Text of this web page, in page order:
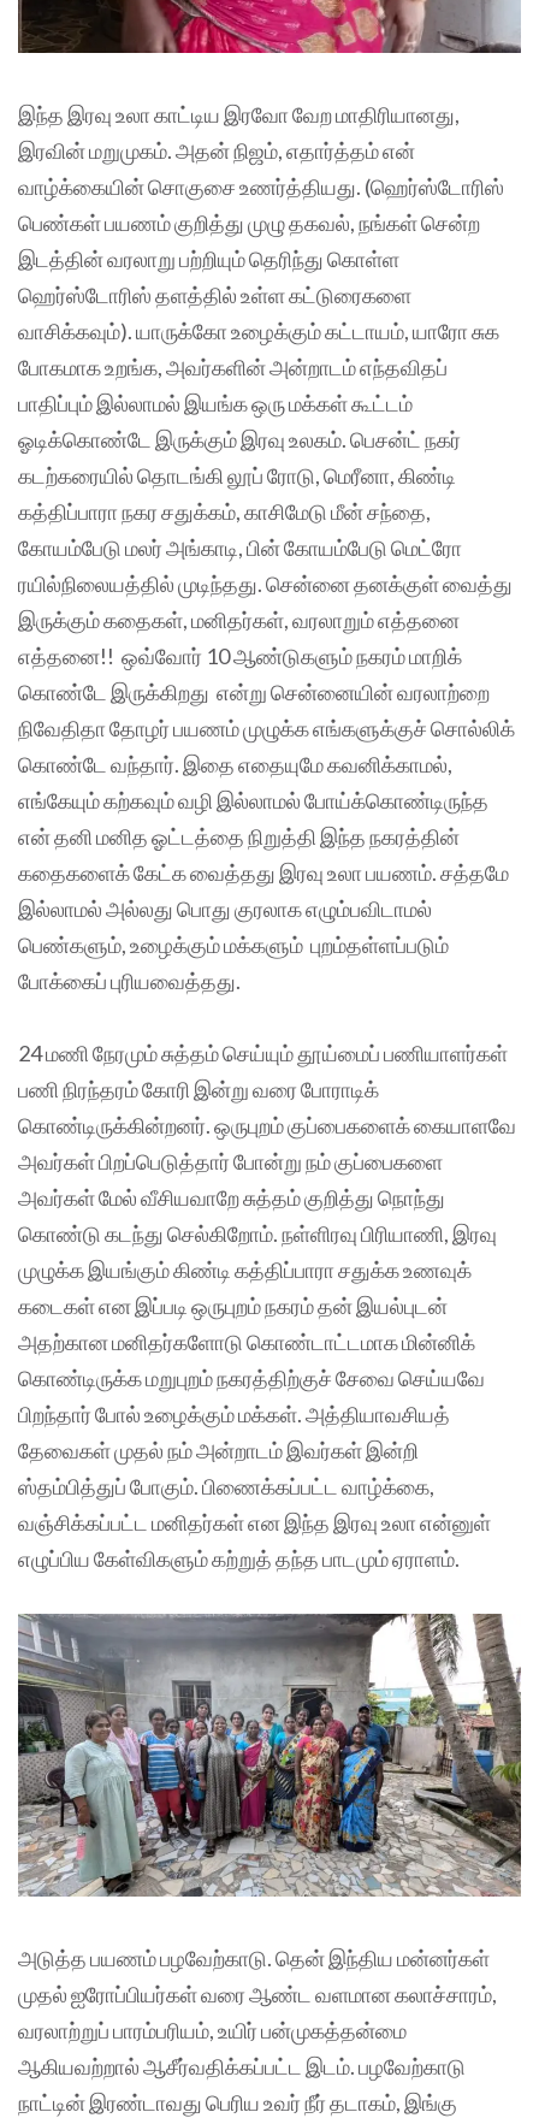
இந்த இரவு உலா காட்டிய இரவோ வேற மாதிரியானது,
இரவின் மறுமுகம். அதன் நிஜம், எதார்த்தம் என்
வாழ்க்கையின் சொகுசை உணர்த்தியது. (ஹெர்ஸ்டோரிஸ்
பெண்கள் பயணம் குறித்து முழு தகவல், நங்கள் சென்ற
இடத்தின் வரலாறு பற்றியும் தெரிந்து கொள்ள
ஹெர்ஸ்டோரிஸ் தளத்தில் உள்ள கட்டுரைகளை
வாசிக்கவும்). யாருக்கோ உழைக்கும் கட்டாயம், யாரோ சுக
போகமாக உறங்க, அவர்களின் அன்றாடம் எந்தவிதப்
பாதிப்பும் இல்லாமல் இயங்க ஒரு மக்கள் கூட்டம்
ஓடிக்கொண்டே இருக்கும் இரவு உலகம். பெசன்ட் நகர்
கடற்கரையில் தொடங்கி லூப் ரோடு, மெரீனா, கிண்டி
கத்திப்பாரா நகர சதுக்கம், காசிமேடு மீன் சந்தை,
கோயம்பேடு மலர் அங்காடி, பின் கோயம்பேடு மெட்ரோ
ரயில்நிலையத்தில் முடிந்தது. சென்னை தனக்குள் வைத்து
இருக்கும் கதைகள், மனிதர்கள், வரலாறும் எத்தனை
எத்தனை!! ஒவ்வோர் 10 ஆண்டுகளும் நகரம் மாறிக்
கொண்டே இருக்கிறது என்று சென்னையின் வரலாற்றை
நிவேதிதா தோழர் பயணம் முழுக்க எங்களுக்குச் சொல்லிக்
கொண்டே வந்தார். இதை எதையுமே கவனிக்காமல்,
எங்கேயும் கற்கவும் வழி இல்லாமல் போய்க்கொண்டிருந்த
என் தனி மனித ஓட்டத்தை நிறுத்தி இந்த நகரத்தின்
கதைகளைக் கேட்க வைத்தது இரவு உலா பயணம். சத்தமே
இல்லாமல் அல்லது பொது குரலாக எழும்பவிடாமல்
பெண்களும், உழைக்கும் மக்களும் புறம்தள்ளப்படும்
போக்கைப் புரியவைத்தது.
24 மணி நேரமும் சுத்தம் செய்யும் தூய்மைப் பணியாளர்கள்
பணி நிரந்தரம் கோரி இன்று வரை போராடிக்
கொண்டிருக்கின்றனர். ஒருபுறம் குப்பைகளைக் கையாளவே
அவர்கள் பிறப்பெடுத்தார் போன்று நம் குப்பைகளை
அவர்கள் மேல் வீசியவாறே சுத்தம் குறித்து நொந்து
கொண்டு கடந்து செல்கிறோம். நள்ளிரவு பிரியாணி, இரவு
முழுக்க இயங்கும் கிண்டி கத்திப்பாரா சதுக்க உணவுக்
கடைகள் என இப்படி ஒருபுறம் நகரம் தன் இயல்புடன்
அதற்கான மனிதர்களோடு கொண்டாட்டமாக மின்னிக்
கொண்டிருக்க மறுபுறம் நகரத்திற்குச் சேவை செய்யவே
பிறந்தார் போல் உழைக்கும் மக்கள். அத்தியாவசியத்
தேவைகள் முதல் நம் அன்றாடம் இவர்கள் இன்றி
ஸ்தம்பித்துப் போகும். பிணைக்கப்பட்ட வாழ்க்கை,
வஞ்சிக்கப்பட்ட மனிதர்கள் என இந்த இரவு உலா என்னுள்
எழுப்பிய கேள்விகளும் கற்றுத் தந்த பாடமும் ஏராளம்.
அடுத்த பயணம் பழவேற்காடு. தென் இந்திய மன்னர்கள்
முதல் ஐரோப்பியர்கள் வரை ஆண்ட வளமான கலாச்சாரம்,
வரலாற்றுப் பாரம்பரியம், உயிர் பன்முகத்தன்மை
ஆகியவற்றால் ஆசீர்வதிக்கப்பட்ட இடம். பழவேற்காடு
நாட்டின் இரண்டாவது பெரிய உவர் நீர் தடாகம், இங்கு